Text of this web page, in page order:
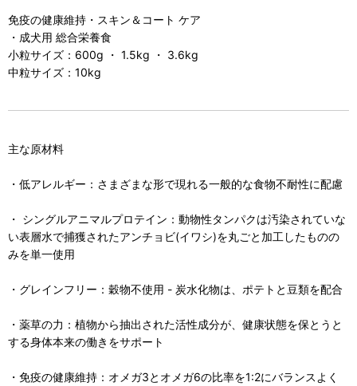
免疫の健康維持・スキン＆コート ケア
・成犬用 総合栄養食
小粒サイズ：600g ・ 1.5kg ・ 3.6kg
中粒サイズ：10kg
主な原材料
・低アレルギー：さまざまな形で現れる一般的な食物不耐性に配慮
・ シングルアニマルプロテイン：動物性タンパクは汚染されていな
い表層水で捕獲されたアンチョビ(イワシ)を丸ごと加工したものの
みを単一使用
・グレインフリー：穀物不使用 - 炭水化物は、ポテトと豆類を配合
・薬草の力：植物から抽出された活性成分が、健康状態を保とうと
する身体本来の働きをサポート
・免疫の健康維持：オメガ3とオメガ6の比率を1:2にバランスよく